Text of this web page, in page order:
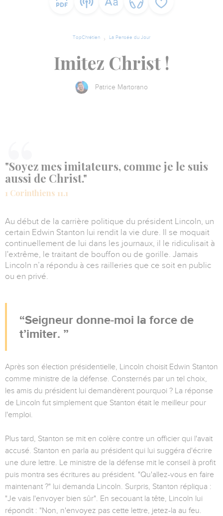
TopChrétien La Pensée du Jour
Imitez Christ !
Patrice Martorano
"Soyez mes imitateurs, comme je le suis
aussi de Christ."
1 Corinthiens 11.1
Au début de la carrière politique du président Lincoln, un
certain Edwin Stanton lui rendit la vie dure. Il se moquait
continuellement de lui dans les journaux, il le ridiculisait à
l'extrême, le traitant de bouffon ou de gorille. Jamais
Lincoln n’a répondu à ces railleries que ce soit en public
ou en privé.
Seigneur donne-moi la force de
t’imiter.
Après son élection présidentielle, Lincoln choisit Edwin Stanton
comme ministre de la défense. Consternés par un tel choix,
les amis du président lui demandèrent pourquoi ? La réponse
de Lincoln fut simplement que Stanton était le meilleur pour
l'emploi.
Plus tard, Stanton se mit en colère contre un officier qui l'avait
accusé. Stanton en parla au président qui lui suggéra d'écrire
une dure lettre. Le ministre de la défense mit le conseil à profit
puis montra ses écritures au président. "Qu'allez-vous en faire
maintenant ?" lui demanda Lincoln. Surpris, Stanton répliqua :
"Je vais l'envoyer bien sûr". En secouant la tête, Lincoln lui
répondit : "Non, n'envoyez pas cette lettre, jetez-la au feu.